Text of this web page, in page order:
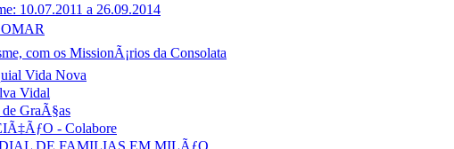
10.07.2011 a 26.09.2014
com os MissionÃ¡rios da Consolata
Vida Nova
Vidal
GraÃ§as
- Colabore
DE FAMILIAS EM MILÃƒO